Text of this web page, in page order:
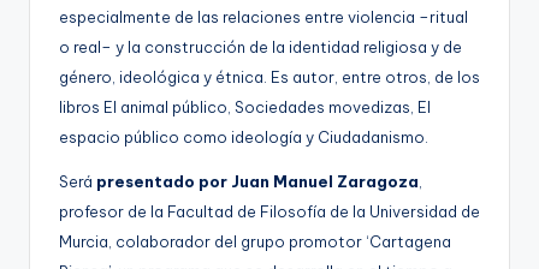
especialmente de las relaciones entre violencia –ritual
o real– y la construcción de la identidad religiosa y de
género, ideológica y étnica. Es autor, entre otros, de los
libros El animal público, Sociedades movedizas, El
espacio público como ideología y Ciudadanismo.
Será presentado por Juan Manuel Zaragoza
profesor de la Facultad de Filosofía de la Universidad de
Murcia, colaborador del grupo promotor ‘Cartagena